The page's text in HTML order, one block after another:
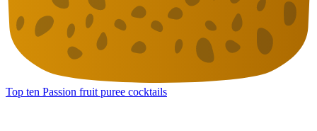
Top ten Passion fruit puree cocktails